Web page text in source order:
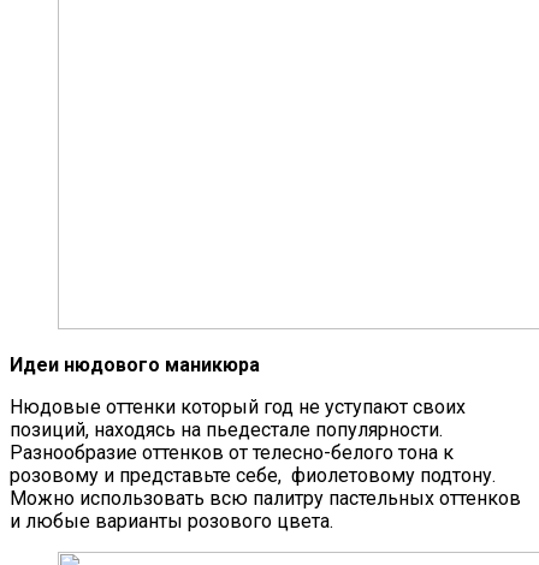
Идеи нюдового маникюра
Нюдовые оттенки который год не уступают своих
позиций, находясь на пьедестале популярности.
Разнообразие оттенков от телесно-белого тона к
розовому и представьте себе, фиолетовому подтону.
Можно использовать всю палитру пастельных оттенков
и любые варианты розового цвета.